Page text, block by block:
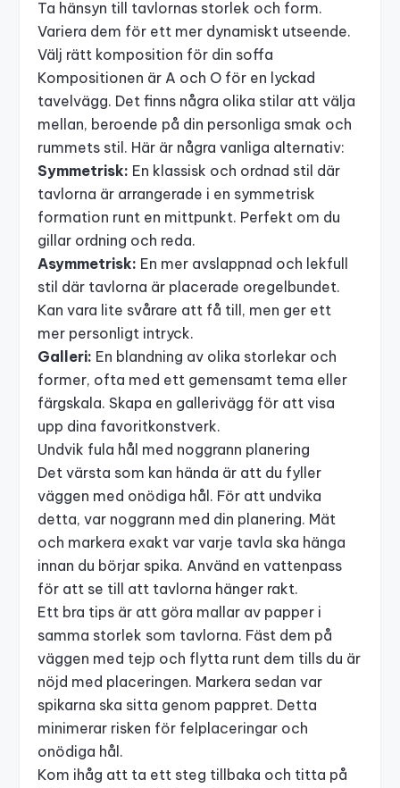
Ta hänsyn till tavlornas storlek och form.
Variera dem för ett mer dynamiskt utseende.
Välj rätt komposition för din soffa
Kompositionen är A och O för en lyckad
tavelvägg. Det finns några olika stilar att välja
mellan, beroende på din personliga smak och
rummets stil. Här är några vanliga alternativ:
Symmetrisk: En klassisk och ordnad stil där
tavlorna är arrangerade i en symmetrisk
formation runt en mittpunkt. Perfekt om du
gillar ordning och reda.
Asymmetrisk: En mer avslappnad och lekfull
stil där tavlorna är placerade oregelbundet.
Kan vara lite svårare att få till, men ger ett
mer personligt intryck.
Galleri: En blandning av olika storlekar och
former, ofta med ett gemensamt tema eller
färgskala.Skapa en gallerivägg för att visa
upp dina favoritkonstverk.
Undvik fula hål med noggrann planering
Det värsta som kan hända är att du fyller
väggen med onödiga hål. För att undvika
detta, var noggrann med din planering. Mät
och markera exakt var varje tavla ska hänga
innan du börjar spika. Använd en vattenpass
för att se till att tavlorna hänger rakt.
Ett bra tips är att göra mallar av papper i
samma storlek som tavlorna. Fäst dem på
väggen med tejp och flytta runt dem tills du är
nöjd med placeringen. Markera sedan var
spikarna ska sitta genom pappret. Detta
minimerar risken för felplaceringar och
onödiga hål.
Kom ihåg att ta ett steg tillbaka och titta på